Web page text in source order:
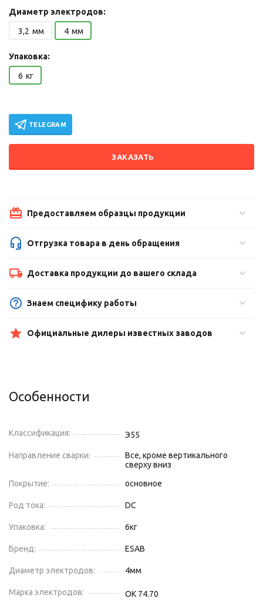
Диаметр электродов:
3,2 мм 4 мм
Упаковка:
6 кг
TELEGRAM
ЗАКАЗАТЬ
Предоставляем образцы продукции
Отгрузка товара в день обращения
Доставка продукции до вашего склада
Знаем специфику работы
Официальные дилеры известных заводов
Особенности
Классификация: Э55
Направление сварки:
Все, кроме вертикального
сверху вниз
Покрытие:
основное
Род тока: DC
Упаковка: 6кг
Бренд: ESAB
Диаметр электродов: 4мм
Марка электродов: OK 74.70